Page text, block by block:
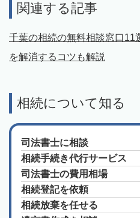
関連する記事
千葉の相続の無料相談窓口
を解消するコツも解説
相続について知る
司法書士に相談
相続手続き代行サービス
司法書士の費用相場
相続登記を依頼
相続放棄を任せる